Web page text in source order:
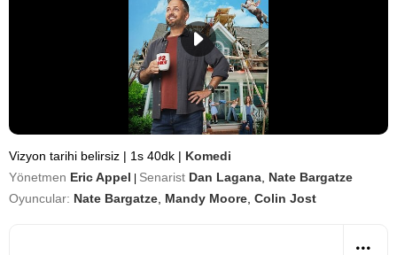
Vizyon tarihi belirsiz | 1s 40dk | Komedi
Yönetmen Eric Appel Senarist Dan Lagana Nate Bargatze
Oyuncular: Nate Bargatze Mandy Moore Colin Jost